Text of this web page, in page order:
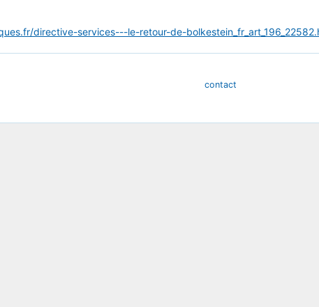
directive-services---le-retour-de-
contact